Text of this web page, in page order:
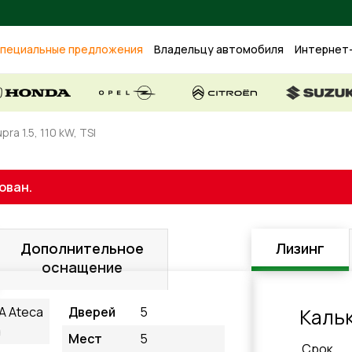
предложения Владельцу автомобиля
1.5, 110 kW, TSI
Дополнительное
оснащение
Ateca
Дверей
5
Мест
5
Лизинг